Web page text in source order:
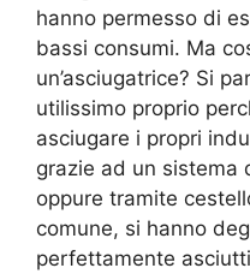
hanno permesso di
bassi consumi. Ma
un’asciugatrice? Si
utilissimo proprio
asciugare i propri
grazie ad un sistema
oppure tramite
comune, si hanno
perfettamente